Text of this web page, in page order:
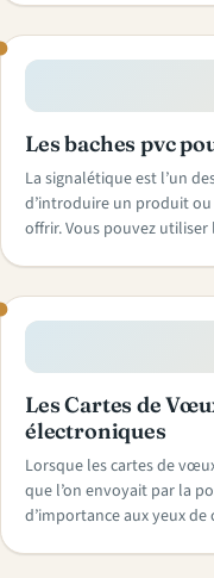
Les baches pvc
La signalétique est l’un
d’introduire un produit
offrir. Vous pouvez
Les Cartes de
électroniques
Lorsque les cartes de
que l’on envoyait par la
d’importance aux yeux de